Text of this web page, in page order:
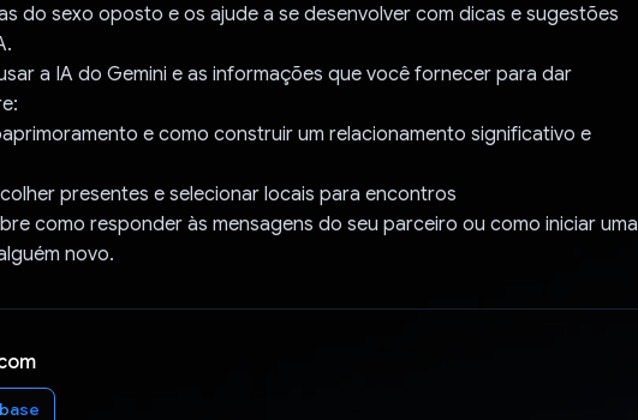
do sexo oposto e os ajude a se desenvolver com dicas e sugestões
a IA do Gemini e as informações que você fornecer para dar
e como construir um relacionamento significativo e
presentes e selecionar locais para encontros
como responder às mensagens do seu parceiro ou como iniciar uma
novo.